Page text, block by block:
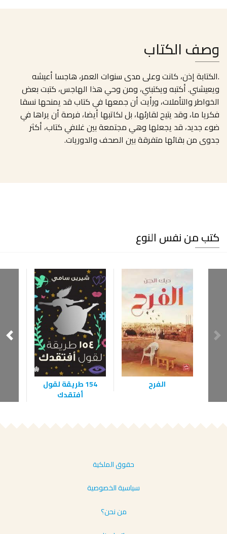
وصف الكتاب
.الكتابة إذن، كانت وعلى مدى سنوات العمر، هاجسا أعيشه
ويعيشني. أكتبه ويكتبني، ومن وحي هذا الهاجس، كتبت بعض
الخواطر والتأملات، ورأيت أن جمعها في كتاب قد يمنحها نسقا
فكريا ما، وقد يتيح لقارئها، بل لكاتبها أيضا، فرصة أن يراها في
ضوء جديد، قد يجعلها وهي مجتمعة بين غلافي كتاب، أكثر
جدوى من بقائها متفرقة بين الصحف والدوريات.
كتب من نفس النوع
الفرح
154 طريقة لقول
أفتقدك
حقوق الملكية
سياسية الخصوصية
من نحن؟